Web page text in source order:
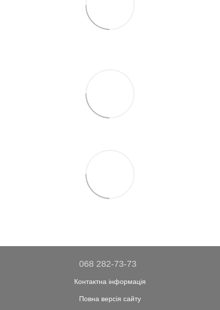
068 282-73-73
Контактна інформація
Повна версія сайту